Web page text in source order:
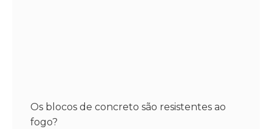
Os blocos de concreto são resistentes ao
fogo?